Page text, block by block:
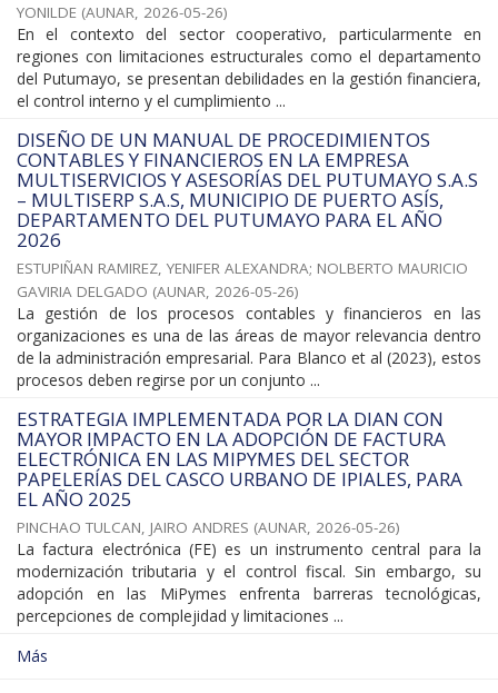
YONILDE (AUNAR, 2026-05-26)
En el contexto del sector cooperativo, particularmente en
regiones con limitaciones estructurales como el departamento
del Putumayo, se presentan debilidades en la gestión financiera,
el control interno y el cumplimiento ...
DISEÑO DE UN MANUAL DE PROCEDIMIENTOS
CONTABLES Y FINANCIEROS EN LA EMPRESA
MULTISERVICIOS Y ASESORÍAS DEL PUTUMAYO S.A.S
– MULTISERP S.A.S, MUNICIPIO DE PUERTO ASÍS,
DEPARTAMENTO DEL PUTUMAYO PARA EL AÑO
2026
ESTUPIÑAN RAMIREZ, YENIFER ALEXANDRA; NOLBERTO MAURICIO
GAVIRIA DELGADO (AUNAR, 2026-05-26)
La gestión de los procesos contables y financieros en las
organizaciones es una de las áreas de mayor relevancia dentro
de la administración empresarial. Para Blanco et al (2023), estos
procesos deben regirse por un conjunto ...
ESTRATEGIA IMPLEMENTADA POR LA DIAN CON
MAYOR IMPACTO EN LA ADOPCIÓN DE FACTURA
ELECTRÓNICA EN LAS MIPYMES DEL SECTOR
PAPELERÍAS DEL CASCO URBANO DE IPIALES, PARA
EL AÑO 2025
PINCHAO TULCAN, JAIRO ANDRES (AUNAR, 2026-05-26)
La factura electrónica (FE) es un instrumento central para la
modernización tributaria y el control fiscal. Sin embargo, su
adopción en las MiPymes enfrenta barreras tecnológicas,
percepciones de complejidad y limitaciones ...
Más